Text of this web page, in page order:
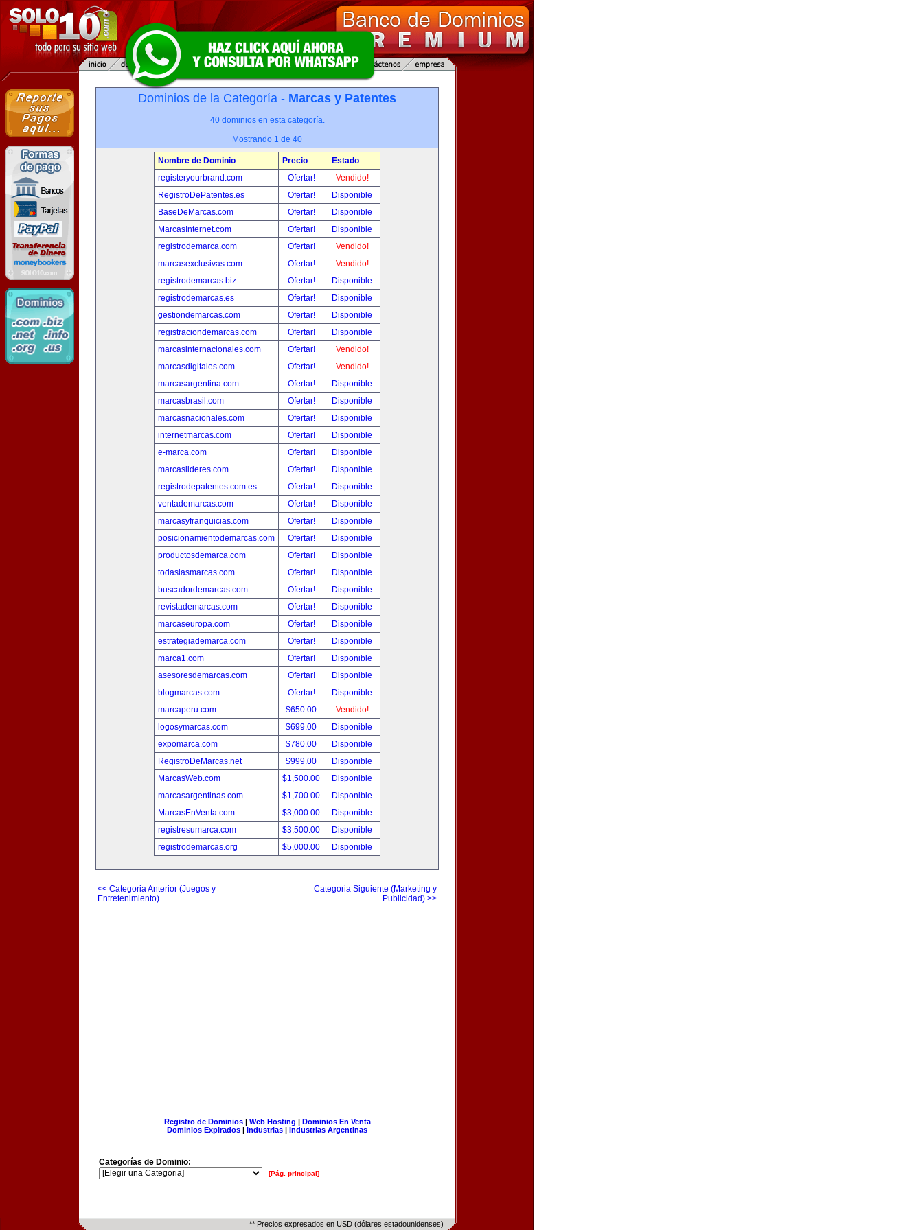
Dominios de la Categoría - Marcas y Patentes
40 dominios en esta categoría.
Mostrando 1 de 40
Nombre de Dominio Precio
Estado
registeryourbrand.com
Ofertar!
Vendido!
RegistroDePatentes.es
Ofertar!
Disponible
BaseDeMarcas.com
Ofertar!
Disponible
MarcasInternet.com
Ofertar!
Disponible
registrodemarca.com
Ofertar!
Vendido!
marcasexclusivas.com
Ofertar!
Vendido!
registrodemarcas.biz
Ofertar!
Disponible
registrodemarcas.es
Ofertar!
Disponible
gestiondemarcas.com
Ofertar!
Disponible
registraciondemarcas.com
Ofertar!
Disponible
marcasinternacionales.com
Ofertar!
Vendido!
marcasdigitales.com
Ofertar!
Vendido!
marcasargentina.com
Ofertar!
Disponible
marcasbrasil.com
Ofertar!
Disponible
marcasnacionales.com
Ofertar!
Disponible
internetmarcas.com
Ofertar!
Disponible
e-marca.com
Ofertar!
Disponible
marcaslideres.com
Ofertar!
Disponible
registrodepatentes.com.es
Ofertar!
Disponible
ventademarcas.com
Ofertar!
Disponible
marcasyfranquicias.com
Ofertar!
Disponible
posicionamientodemarcas.com
Ofertar!
Disponible
productosdemarca.com
Ofertar!
Disponible
todaslasmarcas.com
Ofertar!
Disponible
buscadordemarcas.com
Ofertar!
Disponible
revistademarcas.com
Ofertar!
Disponible
marcaseuropa.com
Ofertar!
Disponible
estrategiademarca.com
Ofertar!
Disponible
marca1.com
Ofertar!
Disponible
asesoresdemarcas.com
Ofertar!
Disponible
blogmarcas.com
Ofertar!
Disponible
marcaperu.com
$650.00
Vendido!
logosymarcas.com
$699.00
Disponible
expomarca.com
$780.00
Disponible
RegistroDeMarcas.net
$999.00
Disponible
MarcasWeb.com
$1,500.00
Disponible
marcasargentinas.com
$1,700.00
Disponible
MarcasEnVenta.com
$3,000.00
Disponible
registresumarca.com
$3,500.00
Disponible
registrodemarcas.org
$5,000.00 Disponible
<< Categoria Anterior (Juegos y
Entretenimiento)
Categoria Siguiente (Marketing y
Publicidad) >>
Registro de Dominios| Web Hosting | Dominios En Venta
Dominios Expirados | Industrias | Industrias Argentinas
Categorías de Dominio:
[Pág. principal]
** Precios expresados en USD (dólares estadounidenses)